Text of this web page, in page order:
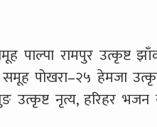
पाल्पा रामपुर उत्कृष्ट
पोखरा–२५ हेमजा
उत्कृष्ट नृत्य, हरिहर